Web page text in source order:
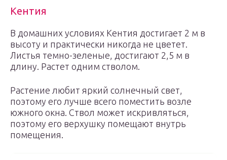
Кентия
В домашних условиях Кентия достигает 2 м в
высоту и практически никогда не цветет.
Листья темно-зеленые, достигают 2,5 м в
длину. Растет одним стволом.
Растение любит яркий солнечный свет,
поэтому его лучше всего поместить возле
южного окна. Ствол может искривляться,
поэтому его верхушку помещают внутрь
помещения.